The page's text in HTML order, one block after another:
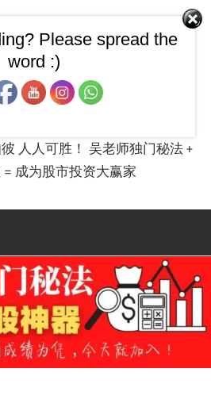
】大马股票技
投资实战课程
人人可胜！ 吴老师独门秘法 +
= 成为股市投资大赢家
Please spread the
word :)